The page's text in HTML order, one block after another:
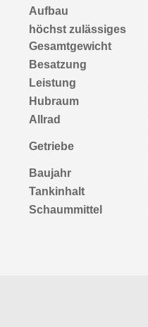
Aufbau
höchst zulässiges
Gesamtgewicht
Besatzung
Leistung
Hubraum
Allrad
Getriebe
Baujahr
Tankinhalt
Schaummittel